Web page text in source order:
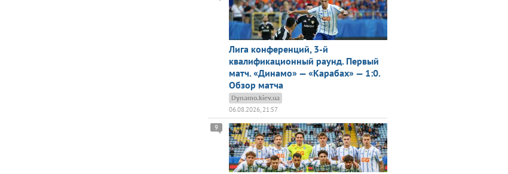
Лига конференций, 3-й
квалификационный раунд. Первый
матч. «Динамо» — «Карабах» — 1:0.
Обзор матча
Dynamo.kiev.ua
06.08.2026, 21:57
9